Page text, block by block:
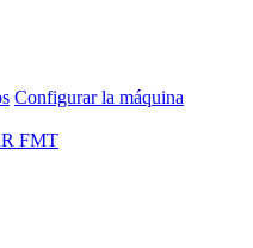
Configurar la máquina
FMT